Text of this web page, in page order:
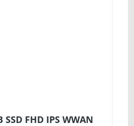
FHD IPS WWAN